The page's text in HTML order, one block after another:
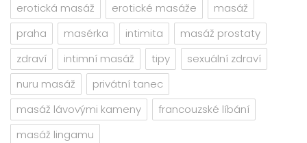
erotická masáž
erotické masáže
masáž
praha
masérka intimita
masáž prostaty
zdraví
intimní masáž tipy
sexuální zdraví
nuru masáž
privátní tanec
masáž lávovými kameny
francouzské líbání
masáž lingamu